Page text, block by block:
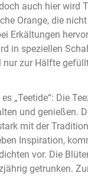
auch hier wird
Orange, die
Erkältungen
in speziellen
zur Hälfte
„Teetide“: Die
und genießen.
mit der
Inspiration,
vor. Die
getrunken.